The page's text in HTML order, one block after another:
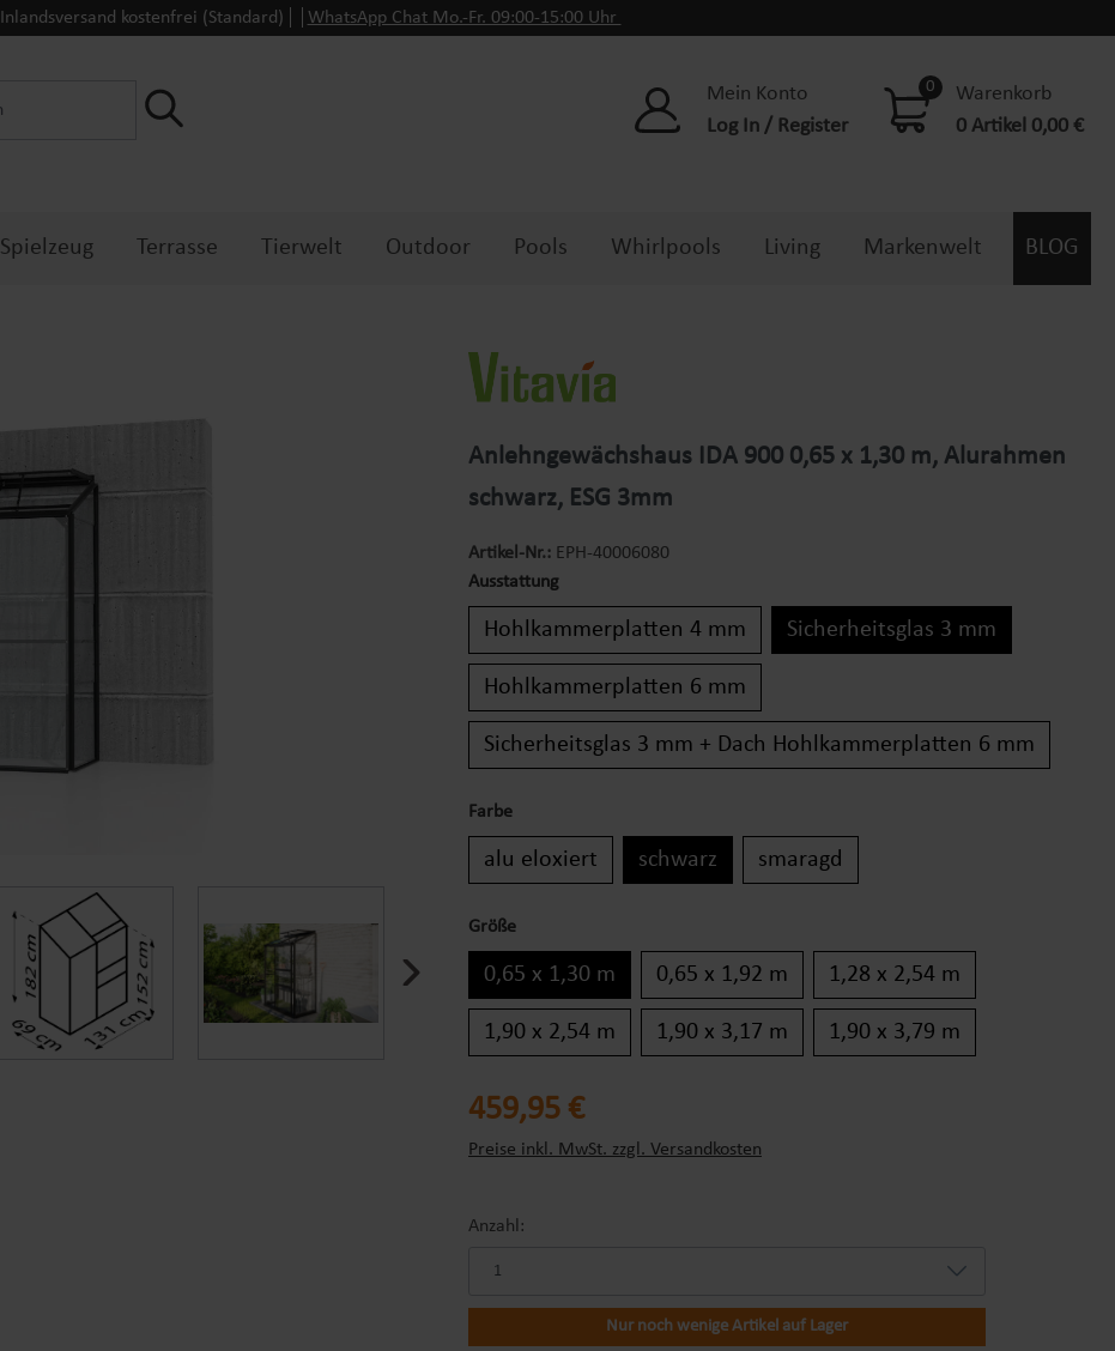
Inlandsversand kostenfrei (Standard) WhatsApp Chat Mo.-Fr. 09:00-15:00 Uhr
Mein Konto
Log In / Register
0
Warenkorb
0 Artikel 0,00 €
Spielzeug Terrasse Tierwelt Outdoor Pools Whirlpools Living Markenwelt BLOG
Anlehngewächshaus IDA 900 0,65 x 1,30 m, Alurahmen
schwarz, ESG 3mm
Artikel-Nr.: EPH-40006080
Ausstattung
Hohlkammerplatten 4 mm Sicherheitsglas 3 mm
Hohlkammerplatten 6 mm
Sicherheitsglas 3 mm + Dach Hohlkammerplatten 6 mm
Farbe
alu eloxiert schwarz smaragd
Größe
0,65 x 1,30 m 0,65 x 1,92 m 1,28 x 2,54 m
1,90 x 2,54 m 1,90 x 3,17 m 1,90 x 3,79 m
Regulärer Preis:
459,95 €
Preise inkl. MwSt. zzgl. Versandkosten
Anzahl:
Nur noch wenige Artikel auf Lager